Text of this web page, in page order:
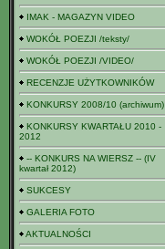
IMAK - MAGAZYN VIDEO
WOKÓŁ POEZJI /teksty/
WOKÓŁ POEZJI /VIDEO/
RECENZJE UŻYTKOWNIKÓW
KONKURSY 2008/10 (archiwum)
KONKURSY KWARTAŁU 2010 -
2012
-- KONKURS NA WIERSZ -- (IV
kwartał 2012)
SUKCESY
GALERIA FOTO
AKTUALNOŚCI